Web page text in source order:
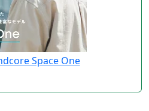
Space One